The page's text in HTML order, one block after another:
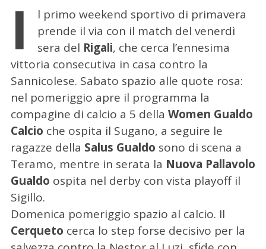
I
l primo weekend sportivo di primavera
prende il via con il match del venerdì
sera del Rigali, che cerca l’ennesima
vittoria consecutiva in casa contro la
Sannicolese. Sabato spazio alle quote rosa:
nel pomeriggio apre il programma la
compagine di calcio a 5 della Women Gualdo
Calcio che ospita il Sugano, a seguire le
ragazze della Salus Gualdo sono di scena a
Teramo, mentre in serata la Nuova Pallavolo
Gualdo ospita nel derby con vista playoff il
Sigillo.
Domenica pomeriggio spazio al calcio. Il
Cerqueto cerca lo step forse decisivo per la